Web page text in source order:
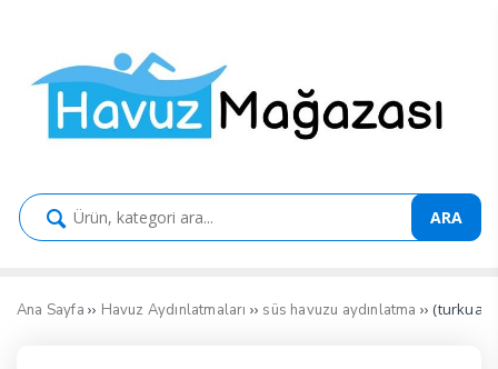
ARA
Ana Sayfa ›› Havuz Aydınlatmaları ›› süs havuzu aydınlatma ››